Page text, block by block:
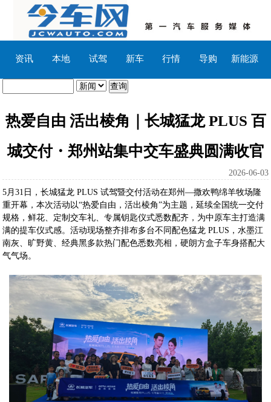
资讯 本地 试驾 新车 行情 导购 新能源
热爱自由 活出棱角｜长城猛龙 PLUS 百
城交付・郑州站集中交车盛典圆满收官
2026-06-03
5月31日，长城猛龙 PLUS 试驾暨交付活动在郑州—撒欢鸭绵羊牧场隆
重开幕，本次活动以“热爱自由，活出棱角”为主题，延续全国统一交付
规格，鲜花、定制交车礼、专属钥匙仪式悉数配齐，为中原车主打造满
满的提车仪式感。活动现场整齐排布多台不同配色猛龙 PLUS，水墨江
南灰、旷野黄、经典黑多款热门配色悉数亮相，硬朗方盒子车身搭配大
气气场。